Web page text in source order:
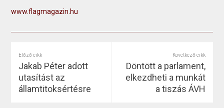
www.flagmagazin.hu
Előző cikk
Jakab Péter adott
utasítást az
államtitoksértésre
Következő cikk
Döntött a parlament,
elkezdheti a munkát
a tiszás ÁVH